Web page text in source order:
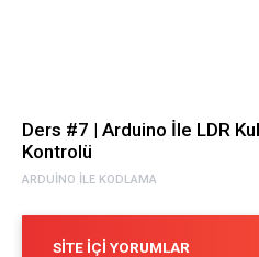
ARDUINO ILE KODLAMA
Ders #7 | Arduino İle LDR
Kontrolü
SITE İÇI YORUMLAR